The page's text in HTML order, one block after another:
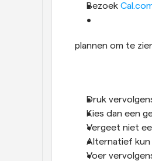
Bezoek
plannen om te
Druk
Kies dan een
Vergeet niet
Alternatief kun
Voer